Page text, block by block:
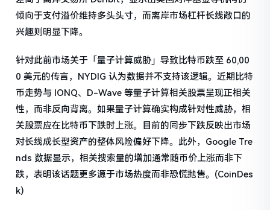
倾向于支付溢价维持多头头寸，而离岸市场杠杆长线敞口的
兴趣则明显下降。
针对此前市场关于「量子计算威胁」导致比特币跌至 60,00
0 美元的传言，NYDIG 认为数据并不支持该逻辑。近期比特
币走势与 IONQ、D-Wave 等量子计算相关股票呈现正相关
性，而非反向背离。如果量子计算确实构成针对性威胁，相
关股票应在比特币下跌时上涨。目前的同步下跌反映出市场
对长线成长型资产的整体风险偏好下降。此外，Google Tre
nds 数据显示，相关搜索量的增加通常随币价上涨而非下
跌，表明该话题更多源于市场热度而非恐慌抛售。(CoinDes
k)